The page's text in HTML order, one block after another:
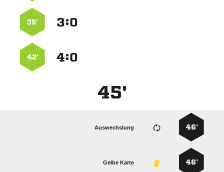
:
35’
:
42’
45'
46’
Auswechslung
46’
Gelbe Karte